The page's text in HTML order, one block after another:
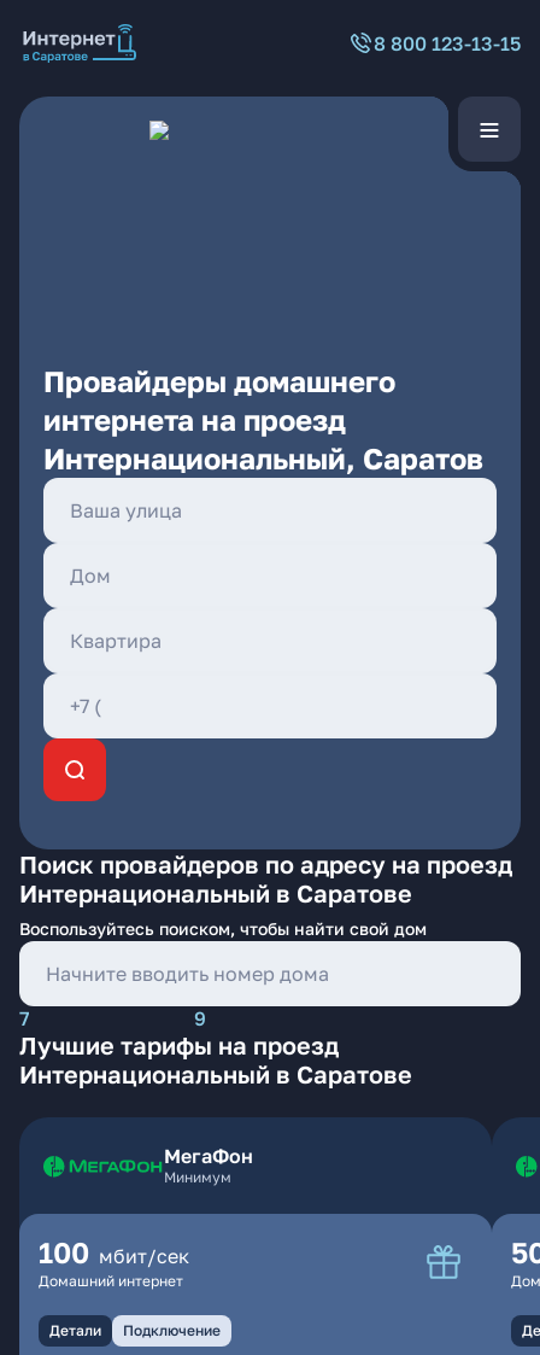
8 800 123-13-15
Провайдеры домашнего
интернета на проезд
Интернациональный, Саратов
Поиск провайдеров по адресу на проезд
Интернациональный в Саратове
Воспользуйтесь поиском, чтобы найти свой дом
7 9
Лучшие тарифы на проезд
Интернациональный в Саратове
МегаФон
Минимум
100 мбит/сек
Домашний интернет
Детали Подключение